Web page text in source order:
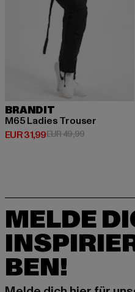
BRANDIT
M65 Ladies Trouser
EUR 31,99
Derzeitiger Preis: EUR 31,99
EUR 49,99Aktionspreis:
MELDE
BEN!